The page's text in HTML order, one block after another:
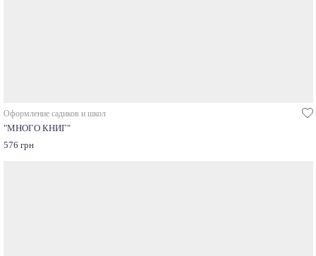
Оформление садиков и школ
"МНОГО КНИГ"
576 грн